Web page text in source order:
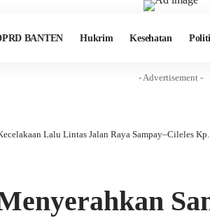
BANTEN Hukrim Kesehatan
- Advertisement -
Lalu Lintas Jalan Raya Sampay–Cileles